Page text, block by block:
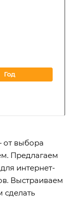
год
от выбора
Предлагаем
интернет-
Выстраиваем